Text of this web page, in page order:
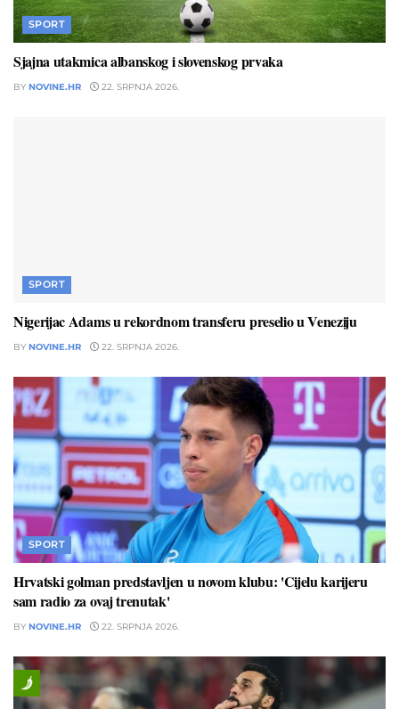
SPORT
Sjajna utakmica albanskog i slovenskog prvaka
BY NOVINE.HR 22. SRPNJA 2026.
SPORT
Nigerijac Adams u rekordnom transferu preselio u Veneziju
BY NOVINE.HR 22. SRPNJA 2026.
SPORT
Hrvatski golman predstavljen u novom klubu: 'Cijelu karijeru
sam radio za ovaj trenutak'
BY NOVINE.HR 22. SRPNJA 2026.